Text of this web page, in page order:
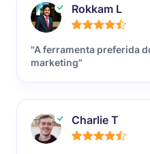
Rokkam L
"A ferramenta preferida
marketing"
Charlie T